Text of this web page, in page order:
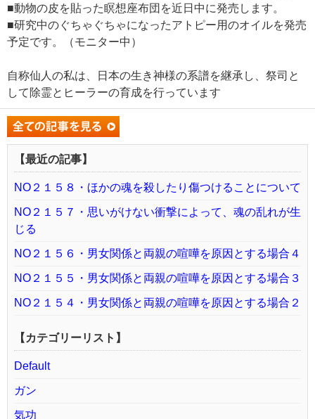
■動物の皮を貼った瞑想座布団を近日中に発売します。
■研究中のぐちゃぐちゃになったアトピー用のオイルを発売
予定です。（モニター中）
自称仙人の私は、日本の生き神様の系譜を継承し、祭司と
して除霊とヒーラーの育成を行っています
【最近の記事】
NO２１５８・ほかの魂を殺したり傷つけることについて
NO２１５７・思いがけない衝撃によって、魂の乱れが生
じる
NO２１５６・男女関係と両親の喧嘩を原因とする場合４
NO２１５５・男女関係と両親の喧嘩を原因とする場合３
NO２１５４・男女関係と両親の喧嘩を原因とする場合２
【カテゴリーリスト】
Default
ガン
気功